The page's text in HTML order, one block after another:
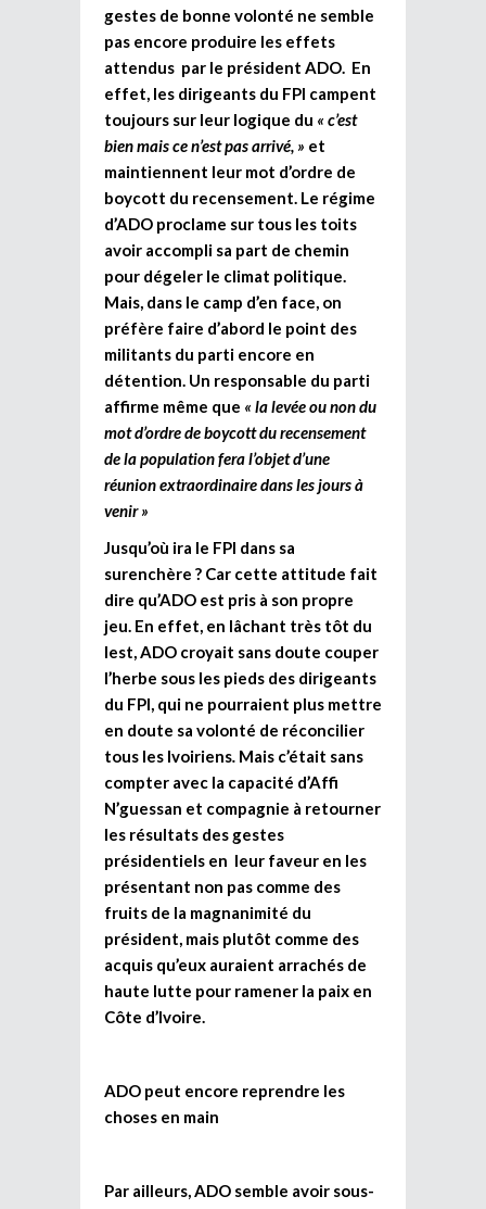
gestes de bonne volonté ne semble
pas encore produire les effets
attendus par le président ADO. En
effet, les dirigeants du FPI campent
toujours sur leur logique du « c’est
bien mais ce n’est pas arrivé, » et
maintiennent leur mot d’ordre de
boycott du recensement. Le régime
d’ADO proclame sur tous les toits
avoir accompli sa part de chemin
pour dégeler le climat politique.
Mais, dans le camp d’en face, on
préfère faire d’abord le point des
militants du parti encore en
détention. Un responsable du parti
affirme même que « la levée ou non du
mot d’ordre de boycott du recensement
de la population fera l’objet d’une
réunion extraordinaire dans les jours à
venir »
Jusqu’où ira le FPI dans sa
surenchère ? Car cette attitude fait
dire qu’ADO est pris à son propre
jeu. En effet, en lâchant très tôt du
lest, ADO croyait sans doute couper
l’herbe sous les pieds des dirigeants
du FPI, qui ne pourraient plus mettre
en doute sa volonté de réconcilier
tous les Ivoiriens. Mais c’était sans
compter avec la capacité d’Affi
N’guessan et compagnie à retourner
les résultats des gestes
présidentiels en leur faveur en les
présentant non pas comme des
fruits de la magnanimité du
président, mais plutôt comme des
acquis qu’eux auraient arrachés de
haute lutte pour ramener la paix en
Côte d’Ivoire.
ADO peut encore reprendre les
choses en main
Par ailleurs, ADO semble avoir sous-